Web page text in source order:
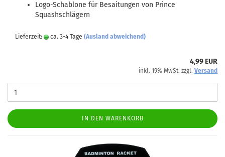
Logo-Schablone für Besaitungen von Prince
Squashschlägern
Lieferzeit: ca. 3-4 Tage (Ausland abweichend)
4,99 EUR
inkl. 19% MwSt. zzgl. Versand
IN DEN WARENKORB